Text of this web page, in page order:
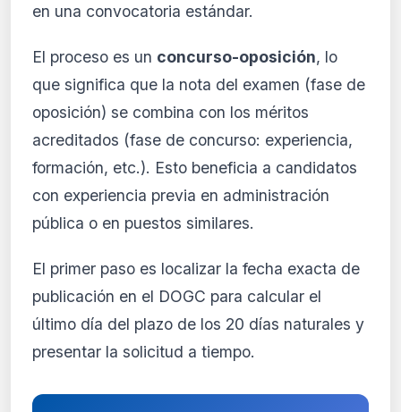
en una convocatoria estándar.
El proceso es un concurso-oposición, lo
que significa que la nota del examen (fase de
oposición) se combina con los méritos
acreditados (fase de concurso: experiencia,
formación, etc.). Esto beneficia a candidatos
con experiencia previa en administración
pública o en puestos similares.
El primer paso es localizar la fecha exacta de
publicación en el DOGC para calcular el
último día del plazo de los 20 días naturales y
presentar la solicitud a tiempo.